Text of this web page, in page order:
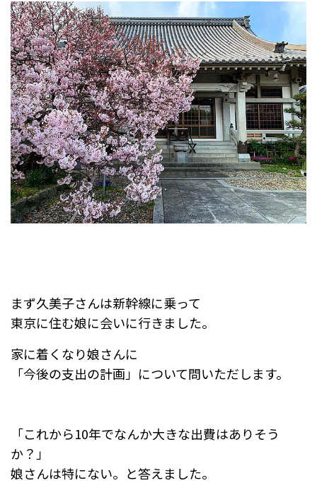
まず久美子さんは新幹線に乗って
東京に住む娘に会いに行きました。
家に着くなり娘さんに
「今後の支出の計画」について問いただします。
「これから10年でなんか大きな出費はありそう
か？」
娘さんは特にない。と答えました。